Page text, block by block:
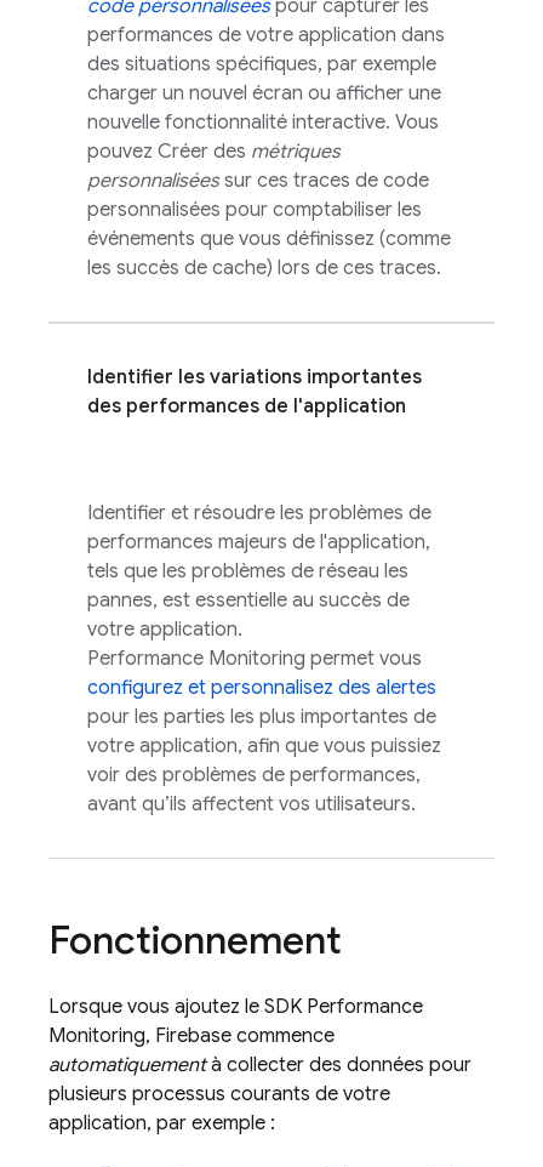
code personnaliséespour capturer les
performances de votre application dans
des situations spécifiques, par exemple
charger un nouvel écran ou afficher une
nouvelle fonctionnalité interactive. Vous
pouvez Créer des métriques
personnaliséessur ces traces de code
personnalisées pour comptabiliser les
événements que vous définissez (comme
les succès de cache) lors de ces traces.
Identifier les variations importantes
des performances de l'application
Identifier et résoudre les problèmes de
performances majeurs de l'application,
tels que les problèmes de réseau les
pannes, est essentielle au succès de
votre application.
Performance Monitoring permet vous
configurez et personnalisez des alertes
pour les parties les plus importantes de
votre application, afin que vous puissiez
voir des problèmes de performances,
avant qu’ils affectent vos utilisateurs.
Fonctionnement
Lorsque vous ajoutez le SDK Performance
Monitoring, Firebase commence
automatiquementà collecter des données pour
plusieurs processus courants de votre
application, par exemple :